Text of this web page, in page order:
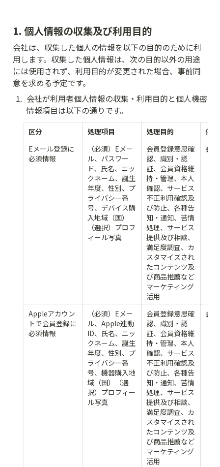
1. 個人情報の収集及び利用目的
会社は、収集した個人の情報を以下の目的のために利
用します。収集した個人情報は、次の目的以外の用途
には使用されず、利用目的が変更された場合、事前同
意を求める予定です。
1. 会社が利用者個人情報の収集・利用目的と個人機密
情報項目は以下の通りです。
区分 処理項目 処理目的
保
Eメール登録に
必須情報
（必須）Eメー
ル、パスワー
ド、氏名、ニッ
クネーム、誕生
年度、性別、プ
ライバシー番
号、デバイス購
入地域（国）
（選択）プロフ
ィール写真
会員登録意思確
認、識別・認
証、会員資格維
持・管理、本人
確認、サービス
不正利用確認及
び防止、各種告
知・通知、苦情
処理、サービス
提供及び相談、
満足度調査、カ
スタマイズされ
たコンテンツ及
び商品推薦など
マーケティング
活用
会
Appleアカウン
トで会員登録に
必須情報
（必須）Eメー
ル、Apple連動
ID、氏名、ニッ
クネーム、誕生
年度、性別、プ
ライバシー番
号、機器購入地
域（国）（選
択）プロフィー
ル写真
会員登録意思確
認、識別・認
証、会員資格維
持・管理、本人
確認、サービス
不正利用確認及
び防止、各種告
知・通知、苦情
処理、サービス
提供及び相談、
満足度調査、カ
スタマイズされ
たコンテンツ及
び商品推薦など
マーケティング
活用
会